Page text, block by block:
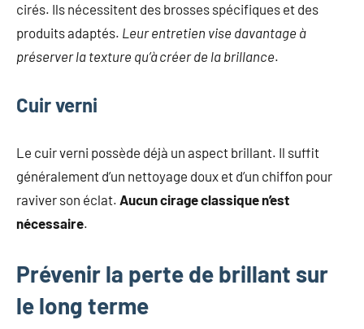
cirés. Ils nécessitent des brosses spécifiques et des
produits adaptés. Leur entretien vise davantage à
préserver la texture qu’à créer de la brillance.
Cuir verni
Le cuir verni possède déjà un aspect brillant. Il suffit
généralement d’un nettoyage doux et d’un chiffon pour
raviver son éclat. Aucun cirage classique n’est
nécessaire.
Prévenir la perte de brillant sur
le long terme